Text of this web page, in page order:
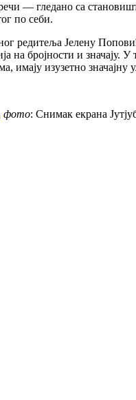
— гледано са
по себи.
редитеља Јелену
бројности и значају.
имају изузетно
фото: Снимак екрана